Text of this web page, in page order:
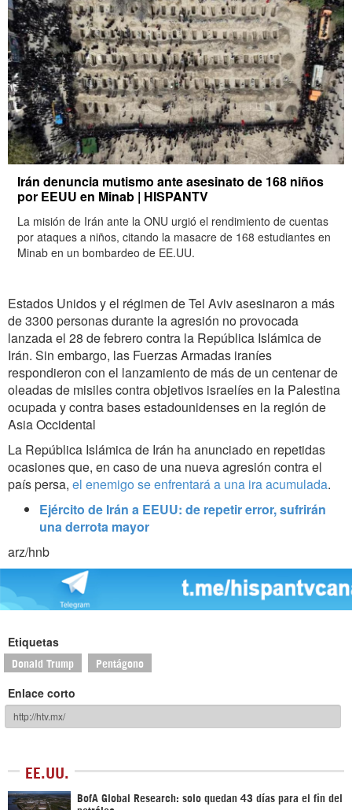
Irán denuncia mutismo ante asesinato de 168 niños
por EEUU en Minab | HISPANTV
La misión de Irán ante la ONU urgió el rendimiento de cuentas
por ataques a niños, citando la masacre de 168 estudiantes en
Minab en un bombardeo de EE.UU.
Estados Unidos y el régimen de Tel Aviv asesinaron a más
de 3300 personas durante la agresión no provocada
lanzada el 28 de febrero contra la República Islámica de
Irán. Sin embargo, las Fuerzas Armadas iraníes
respondieron con el lanzamiento de más de un centenar de
oleadas de misiles contra objetivos israelíes en la Palestina
ocupada y contra bases estadounidenses en la región de
Asia Occidental
La República Islámica de Irán ha anunciado en repetidas
ocasiones que, en caso de una nueva agresión contra el
país persa, el enemigo se enfrentará a una ira acumulada.
Ejército de Irán a EEUU: de repetir error, sufrirán
una derrota mayor
arz/hnb
Etiquetas
Donald Trump Pentágono
Enlace corto
EE.UU.
BofA Global Research: solo quedan 43 días para el fin del